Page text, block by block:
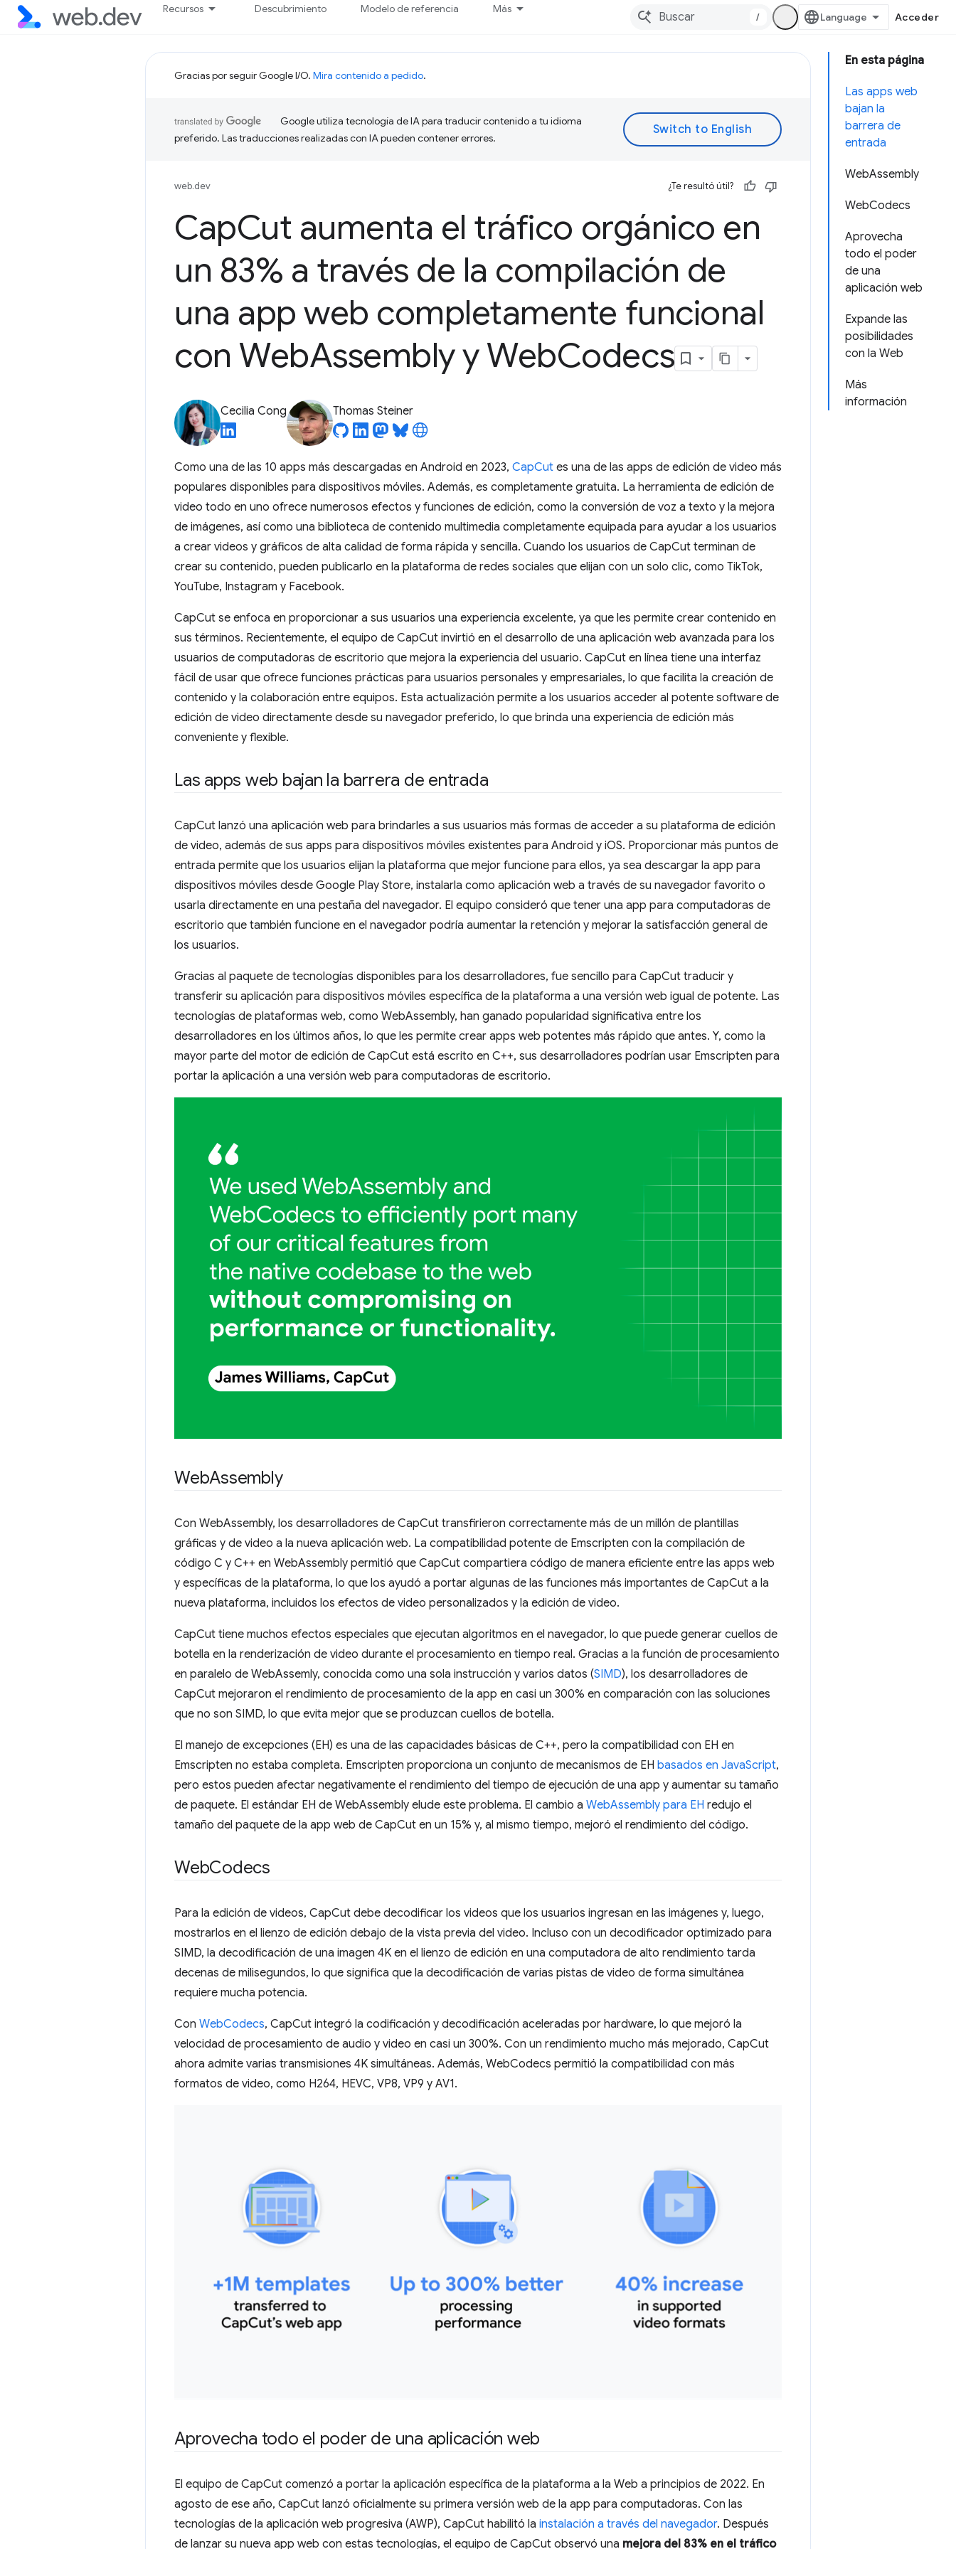
Recursos Descubrimiento Modelo de referencia Más
/ Acceder
En esta página
Las apps web
bajan la
barrera de
entrada
WebAssembly
WebCodecs
Aprovecha
todo el poder
de una
aplicación web
Expande las
posibilidades
con la Web
Más
información
Gracias por seguir Google I/O. Mira contenido a pedido.
Google utiliza tecnología de IA para traducir contenido a tu idioma
preferido. Las traducciones realizadas con IA pueden contener errores.
web.dev ¿Te resultó útil?
CapCut aumenta el tráfico orgánico en
un 83% a través de la compilación de
una app web completamente funcional
con WebAssembly y WebCodecs
Cecilia Cong Thomas Steiner
Como una de las 10 apps más descargadas en Android en 2023, CapCut es una de las apps de edición de video más
populares disponibles para dispositivos móviles. Además, es completamente gratuita. La herramienta de edición de
video todo en uno ofrece numerosos efectos y funciones de edición, como la conversión de voz a texto y la mejora
de imágenes, así como una biblioteca de contenido multimedia completamente equipada para ayudar a los usuarios
a crear videos y gráficos de alta calidad de forma rápida y sencilla. Cuando los usuarios de CapCut terminan de
crear su contenido, pueden publicarlo en la plataforma de redes sociales que elijan con un solo clic, como TikTok,
YouTube, Instagram y Facebook.
CapCut se enfoca en proporcionar a sus usuarios una experiencia excelente, ya que les permite crear contenido en
sus términos. Recientemente, el equipo de CapCut invirtió en el desarrollo de una aplicación web avanzada para los
usuarios de computadoras de escritorio que mejora la experiencia del usuario. CapCut en línea tiene una interfaz
fácil de usar que ofrece funciones prácticas para usuarios personales y empresariales, lo que facilita la creación de
contenido y la colaboración entre equipos. Esta actualización permite a los usuarios acceder al potente software de
edición de video directamente desde su navegador preferido, lo que brinda una experiencia de edición más
conveniente y flexible.
Las apps web bajan la barrera de entrada
CapCut lanzó una aplicación web para brindarles a sus usuarios más formas de acceder a su plataforma de edición
de video, además de sus apps para dispositivos móviles existentes para Android y iOS. Proporcionar más puntos de
entrada permite que los usuarios elijan la plataforma que mejor funcione para ellos, ya sea descargar la app para
dispositivos móviles desde Google Play Store, instalarla como aplicación web a través de su navegador favorito o
usarla directamente en una pestaña del navegador. El equipo consideró que tener una app para computadoras de
escritorio que también funcione en el navegador podría aumentar la retención y mejorar la satisfacción general de
los usuarios.
Gracias al paquete de tecnologías disponibles para los desarrolladores, fue sencillo para CapCut traducir y
transferir su aplicación para dispositivos móviles específica de la plataforma a una versión web igual de potente. Las
tecnologías de plataformas web, como WebAssembly, han ganado popularidad significativa entre los
desarrolladores en los últimos años, lo que les permite crear apps web potentes más rápido que antes. Y, como la
mayor parte del motor de edición de CapCut está escrito en C++, sus desarrolladores podrían usar Emscripten para
portar la aplicación a una versión web para computadoras de escritorio.
WebAssembly
Con WebAssembly, los desarrolladores de CapCut transfirieron correctamente más de un millón de plantillas
gráficas y de video a la nueva aplicación web. La compatibilidad potente de Emscripten con la compilación de
código C y C++ en WebAssembly permitió que CapCut compartiera código de manera eficiente entre las apps web
y específicas de la plataforma, lo que los ayudó a portar algunas de las funciones más importantes de CapCut a la
nueva plataforma, incluidos los efectos de video personalizados y la edición de video.
CapCut tiene muchos efectos especiales que ejecutan algoritmos en el navegador, lo que puede generar cuellos de
botella en la renderización de video durante el procesamiento en tiempo real. Gracias a la función de procesamiento
en paralelo de WebAssemly, conocida como una sola instrucción y varios datos (SIMD), los desarrolladores de
CapCut mejoraron el rendimiento de procesamiento de la app en casi un 300% en comparación con las soluciones
que no son SIMD, lo que evita mejor que se produzcan cuellos de botella.
El manejo de excepciones (EH) es una de las capacidades básicas de C++, pero la compatibilidad con EH en
Emscripten no estaba completa. Emscripten proporciona un conjunto de mecanismos de EH basados en JavaScript,
pero estos pueden afectar negativamente el rendimiento del tiempo de ejecución de una app y aumentar su tamaño
de paquete. El estándar EH de WebAssembly elude este problema. El cambio a WebAssembly para EH redujo el
tamaño del paquete de la app web de CapCut en un 15% y, al mismo tiempo, mejoró el rendimiento del código.
WebCodecs
Para la edición de videos, CapCut debe decodificar los videos que los usuarios ingresan en las imágenes y, luego,
mostrarlos en el lienzo de edición debajo de la vista previa del video. Incluso con un decodificador optimizado para
SIMD, la decodificación de una imagen 4K en el lienzo de edición en una computadora de alto rendimiento tarda
decenas de milisegundos, lo que significa que la decodificación de varias pistas de video de forma simultánea
requiere mucha potencia.
Con WebCodecs, CapCut integró la codificación y decodificación aceleradas por hardware, lo que mejoró la
velocidad de procesamiento de audio y video en casi un 300%. Con un rendimiento mucho más mejorado, CapCut
ahora admite varias transmisiones 4K simultáneas. Además, WebCodecs permitió la compatibilidad con más
formatos de video, como H264, HEVC, VP8, VP9 y AV1.
Aprovecha todo el poder de una aplicación web
El equipo de CapCut comenzó a portar la aplicación específica de la plataforma a la Web a principios de 2022. En
agosto de ese año, CapCut lanzó oficialmente su primera versión web de la app para computadoras. Con las
tecnologías de la aplicación web progresiva (AWP), CapCut habilitó la instalación a través del navegador. Después
de lanzar su nueva app web con estas tecnologías, el equipo de CapCut observó una mejora del 83% en el tráfico